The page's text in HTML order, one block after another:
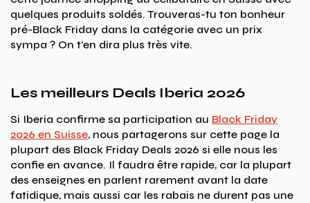
quelques produits soldés. Trouveras-tu ton bonheur
pré-Black Friday dans la catégorie avec un prix
sympa ? On t'en dira plus très vite.
Les meilleurs Deals Iberia 2026
Si Iberia confirme sa participation au Black Friday
2026 en Suisse, nous partagerons sur cette page la
plupart des Black Friday Deals 2026 si elle nous les
confie en avance. Il faudra être rapide, car la plupart
des enseignes en parlent rarement avant la date
fatidique, mais aussi car les rabais ne durent pas une